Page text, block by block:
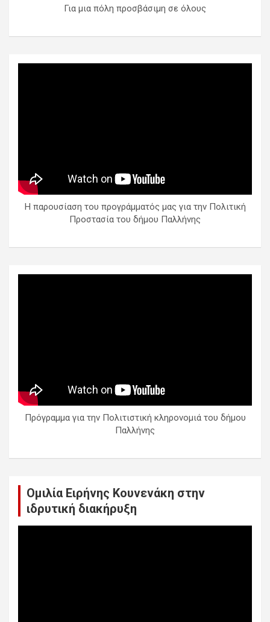
Για μια πόλη προσβάσιμη σε όλους
Η παρουσίαση του προγράμματός μας για την Πολιτική
Προστασία του δήμου Παλλήνης
Πρόγραμμα για την Πολιτιστική κληρονομιά του δήμου
Παλλήνης
Ομιλία Ειρήνης Κουνενάκη στην
ιδρυτική διακήρυξη